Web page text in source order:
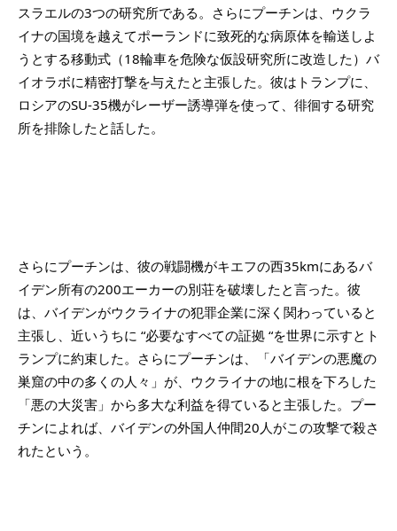
スラエルの3つの研究所である。さらにプーチンは、ウクラ
イナの国境を越えてポーランドに致死的な病原体を輸送しよ
うとする移動式（18輪車を危険な仮設研究所に改造した）バ
イオラボに精密打撃を与えたと主張した。彼はトランプに、
ロシアのSU-35機がレーザー誘導弾を使って、徘徊する研究
所を排除したと話した。
さらにプーチンは、彼の戦闘機がキエフの西35kmにあるバ
イデン所有の200エーカーの別荘を破壊したと言った。彼
は、バイデンがウクライナの犯罪企業に深く関わっていると
主張し、近いうちに “必要なすべての証拠 “を世界に示すとト
ランプに約束した。さらにプーチンは、「バイデンの悪魔の
巣窟の中の多くの人々」が、ウクライナの地に根を下ろした
「悪の大災害」から多大な利益を得ていると主張した。プー
チンによれば、バイデンの外国人仲間20人がこの攻撃で殺さ
れたという。